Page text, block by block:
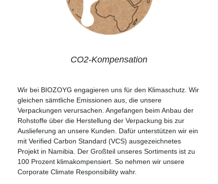
CO2-Kompensation
Wir bei BIOZOYG engagieren uns für den Klimaschutz. Wir
gleichen sämtliche Emissionen aus, die unsere
Verpackungen verursachen. Angefangen beim Anbau der
Rohstoffe über die Herstellung der Verpackung bis zur
Auslieferung an unsere Kunden. Dafür unterstützen wir ein
mit Verified Carbon Standard (VCS) ausgezeichnetes
Projekt in Namibia . Der Großteil unseres Sortiments ist zu
100 Prozent klimakompensiert. So nehmen wir unsere
Corporate Climate Responsibility wahr.